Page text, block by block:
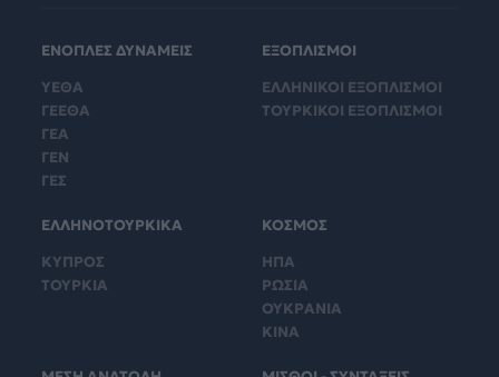
ΕΝΟΠΛΕΣ ΔΥΝΑΜΕΙΣ
ΥΕΘΑ
ΓΕΕΘΑ
ΓΕΑ
ΓΕΝ
ΓΕΣ
ΕΞΟΠΛΙΣΜΟΙ
ΕΛΛΗΝΙΚΟΙ ΕΞΟΠΛΙΣΜΟΙ
ΤΟΥΡΚΙΚΟΙ ΕΞΟΠΛΙΣΜΟΙ
ΕΛΛΗΝΟΤΟΥΡΚΙΚΑ
ΚΥΠΡΟΣ
ΤΟΥΡΚΙΑ
ΚΟΣΜΟΣ
ΗΠΑ
ΡΩΣΙΑ
ΟΥΚΡΑΝΙΑ
ΚΙΝΑ